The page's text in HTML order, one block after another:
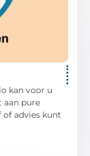
kan voor u
aan pure
advies kunt